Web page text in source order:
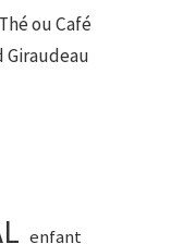
ou Café
Giraudeau
enfant